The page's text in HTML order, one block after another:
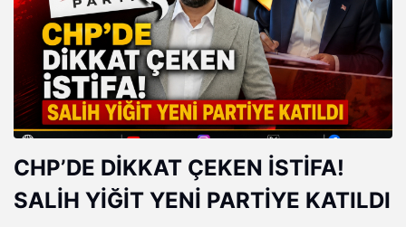
CHP’DE DİKKAT ÇEKEN İSTİFA!
SALİH YİĞİT YENİ PARTİYE KATILDI